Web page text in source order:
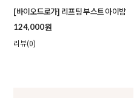
[바이오드로가] 리프팅 부스트 아이밤
124,000원
리뷰(0)